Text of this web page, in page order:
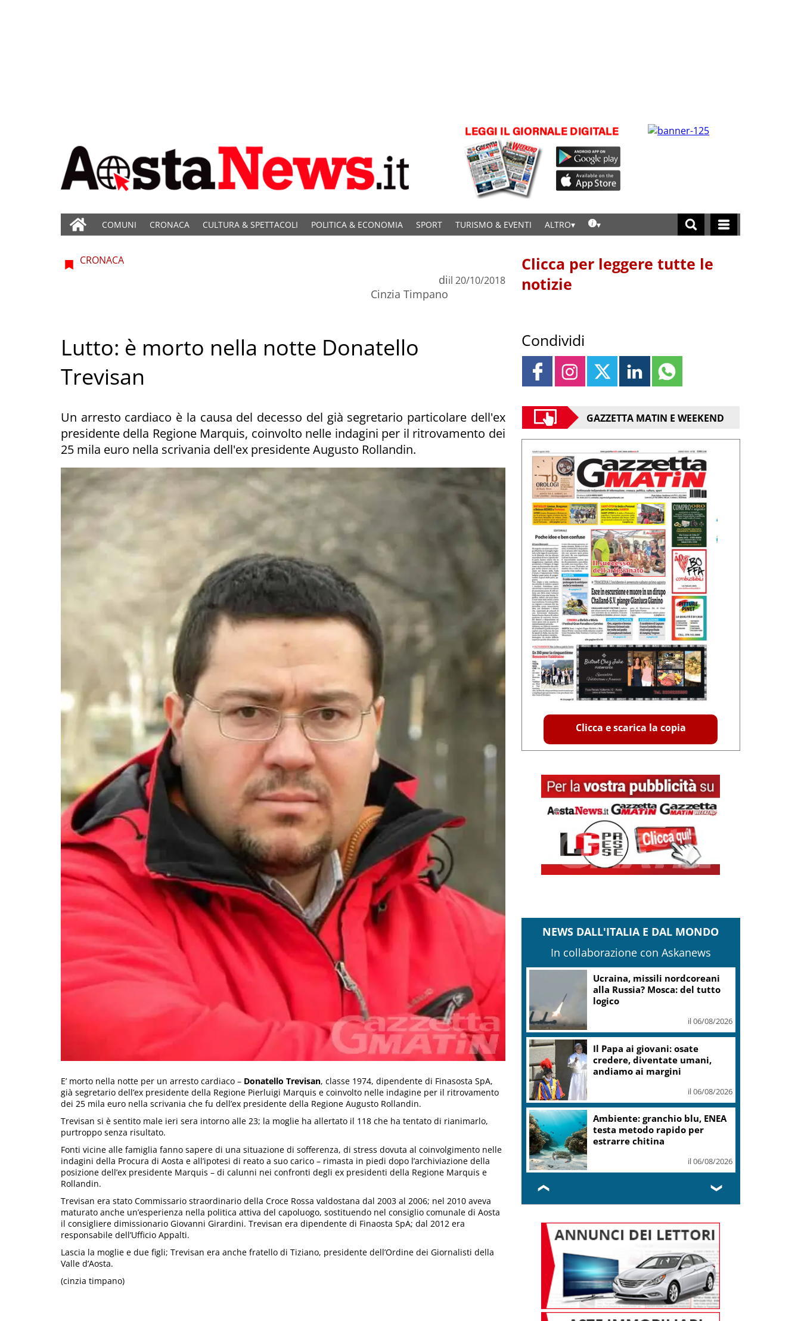
COMUNI CRONACA CULTURA & SPETTACOLI POLITICA & ECONOMIA SPORT TURISMO & EVENTI ALTRO
CRONACA
di
Cinzia Timpano
il 20/10/2018
Lutto: è morto nella notte Donatello
Trevisan
Un arresto cardiaco è la causa del decesso del già segretario particolare dell'ex
presidente della Regione Marquis, coinvolto nelle indagini per il ritrovamento dei
25 mila euro nella scrivania dell'ex presidente Augusto Rollandin.
E’ morto nella notte per un arresto cardiaco – Donatello Trevisan, classe 1974, dipendente di Finasosta SpA,
già segretario dell’ex presidente della Regione Pierluigi Marquis e coinvolto nelle indagine per il ritrovamento
dei 25 mila euro nella scrivania che fu dell’ex presidente della Regione Augusto Rollandin.
Trevisan si è sentito male ieri sera intorno alle 23; la moglie ha allertato il 118 che ha tentato di rianimarlo,
purtroppo senza risultato.
Fonti vicine alle famiglia fanno sapere di una situazione di sofferenza, di stress dovuta al coinvolgimento nelle
indagini della Procura di Aosta e all’ipotesi di reato a suo carico – rimasta in piedi dopo l’archiviazione della
posizione dell’ex presidente Marquis – di calunni nei confronti degli ex presidenti della Regione Marquis e
Rollandin.
Trevisan era stato Commissario straordinario della Croce Rossa valdostana dal 2003 al 2006; nel 2010 aveva
maturato anche un’esperienza nella politica attiva del capoluogo, sostituendo nel consiglio comunale di Aosta
il consigliere dimissionario Giovanni Girardini. Trevisan era dipendente di Finaosta SpA; dal 2012 era
responsabile dell’Ufficio Appalti.
Lascia la moglie e due figli; Trevisan era anche fratello di Tiziano, presidente dell’Ordine dei Giornalisti della
Valle d’Aosta.
(cinzia timpano)
Clicca per leggere tutte le
notizie
Condividi
GAZZETTA MATIN E WEEKEND
Clicca e scarica la copia
NEWS DALL'ITALIA E DAL MONDO
In collaborazione con Askanews
Ucraina, missili nordcoreani
alla Russia? Mosca: del tutto
logico
il 06/08/2026
Il Papa ai giovani: osate
credere, diventate umani,
andiamo ai margini
il 06/08/2026
Ambiente: granchio blu, ENEA
testa metodo rapido per
estrarre chitina
il 06/08/2026
❮ ❯